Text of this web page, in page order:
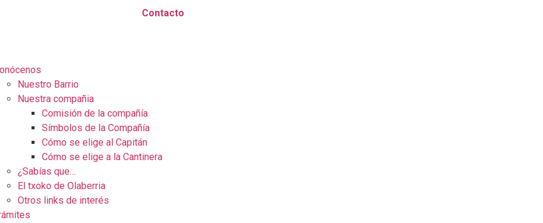
Contacto
Nuestro Barrio
Nuestra compañia
Comisión de la compañía
Símbolos de la Compañía
Cómo se elige al Capitán
Cómo se elige a la Cantinera
¿Sabías que…
El txoko de Olaberria
Otros links de interés